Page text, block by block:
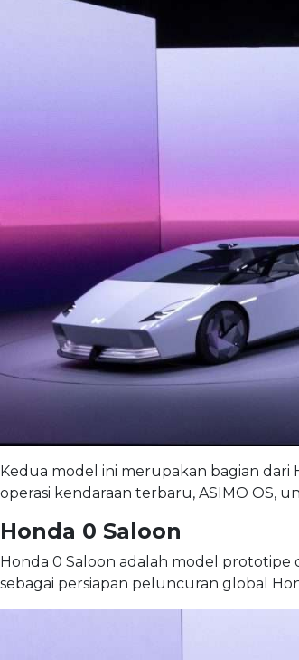
Kedua model ini merupakan bagian
operasi kendaraan terbaru, ASIMO OS,
Honda 0 Saloon
Honda 0 Saloon adalah model
sebagai persiapan peluncuran global